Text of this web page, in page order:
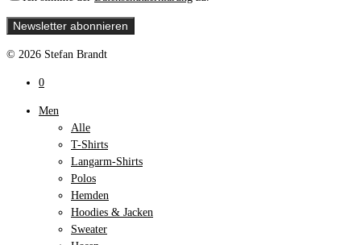
© 2026 Stefan Brandt
0
Men
Alle
T-Shirts
Langarm-Shirts
Polos
Hemden
Hoodies & Jacken
Sweater